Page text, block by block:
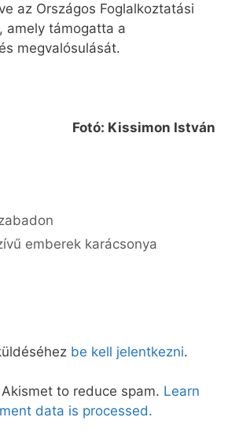
az Országos Foglalkoztatási
amely támogatta a
megvalósulását.
Fotó: Kissimon István
emberek karácsonya
be kell jelentkezni.
to reduce spam. Learn
data is processed.